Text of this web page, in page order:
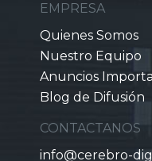
EMPRESA
Quienes Somos
Nuestro Equipo
Anuncios
Blog de Difusión
CONTACTANOS
info@cerebro-